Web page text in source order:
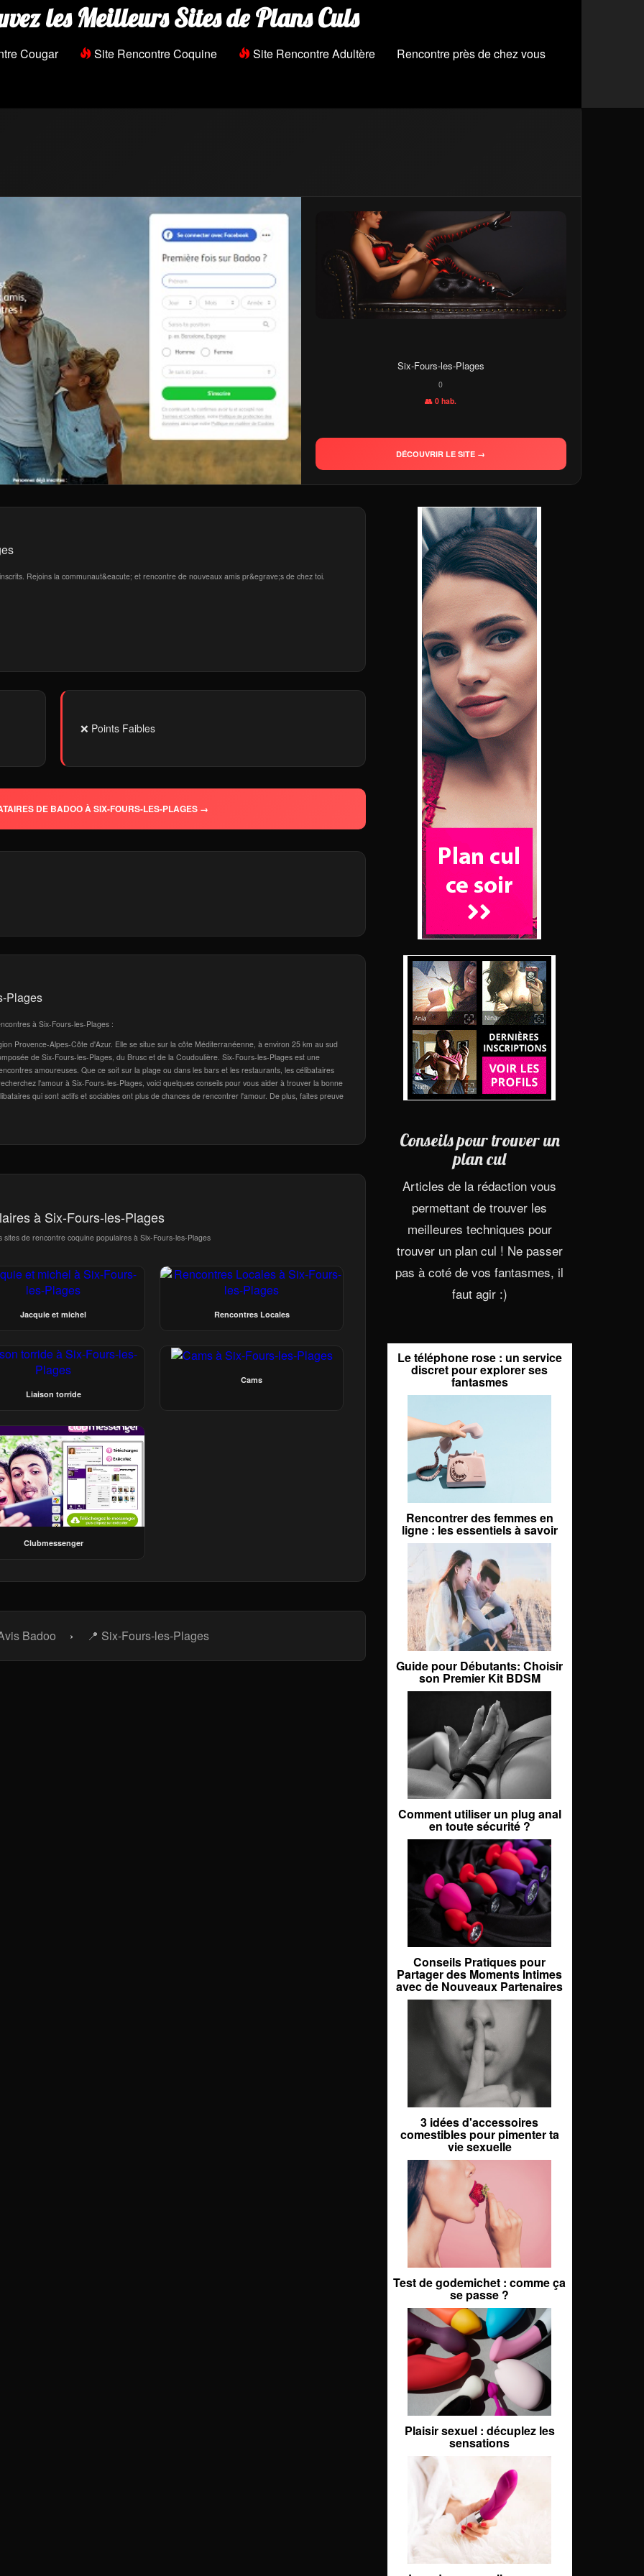
les Meilleurs Sites de Plans Culs
Cougar Site Rencontre Coquine Site Rencontre Adultère Rencontre près de chez vous
Six-Fours-les-Plages
0
👥 0 hab.
DÉCOUVRIR LE SITE →
Rejoins la communaut&eacute; et rencontre de nouveaux amis pr&egrave;s de chez toi.
❌ Points Faibles
DE BADOO À SIX-FOURS-LES-PLAGES →
Plages
à Six-Fours-les-Plages :
Provence-Alpes-Côte d'Azur. Elle se situe sur la côte Méditerranéenne, à environ 25 km au sud
de Six-Fours-les-Plages, du Brusc et de la Coudoulière. Six-Fours-les-Plages est une
amoureuses. Que ce soit sur la plage ou dans les bars et les restaurants, les célibataires
l'amour à Six-Fours-les-Plages, voici quelques conseils pour vous aider à trouver la bonne
qui sont actifs et sociables ont plus de chances de rencontrer l'amour. De plus, faites preuve
à Six-Fours-les-Plages
sites de rencontre coquine populaires à Six-Fours-les-Plages
Jacquie et michel
Rencontres Locales
Liaison torride
Cams
Clubmessenger
Badoo › 📍 Six-Fours-les-Plages
Conseils pour trouver un
plan cul
Articles de la rédaction vous
permettant de trouver les
meilleures techniques pour
trouver un plan cul ! Ne passer
pas à coté de vos fantasmes, il
faut agir :)
Le téléphone rose : un service
discret pour explorer ses
fantasmes
Rencontrer des femmes en
ligne : les essentiels à savoir
Guide pour Débutants: Choisir
son Premier Kit BDSM
Comment utiliser un plug anal
en toute sécurité ?
Conseils Pratiques pour
Partager des Moments Intimes
avec de Nouveaux Partenaires
3 idées d'accessoires
comestibles pour pimenter ta
vie sexuelle
Test de godemichet : comme ça
se passe ?
Plaisir sexuel : décuplez les
sensations